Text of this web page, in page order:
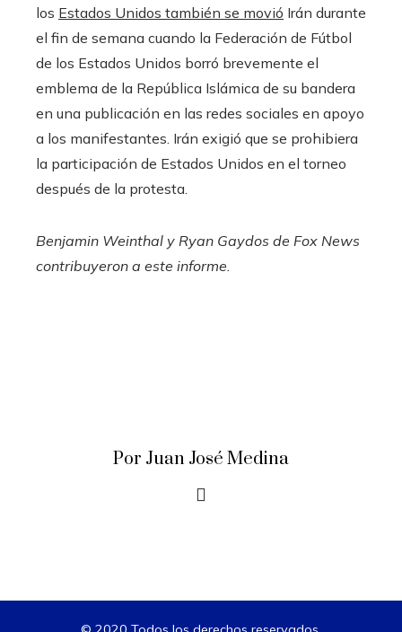
los Estados Unidos también se movió Irán durante
el fin de semana cuando la Federación de Fútbol
de los Estados Unidos borró brevemente el
emblema de la República Islámica de su bandera
en una publicación en las redes sociales en apoyo
a los manifestantes. Irán exigió que se prohibiera
la participación de Estados Unidos en el torneo
después de la protesta.
Benjamin Weinthal y Ryan Gaydos de Fox News
contribuyeron a este informe.
Por Juan José Medina